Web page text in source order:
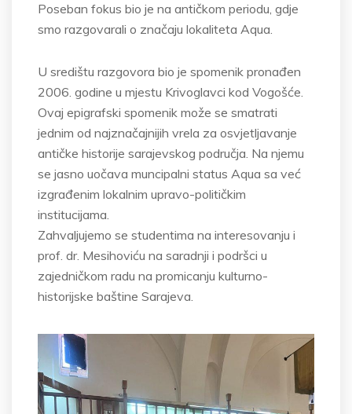
Poseban fokus bio je na antičkom periodu, gdje
smo razgovarali o značaju lokaliteta Aqua.
U središtu razgovora bio je spomenik pronađen
2006. godine u mjestu Krivoglavci kod Vogošće.
Ovaj epigrafski spomenik može se smatrati
jednim od najznačajnijih vrela za osvjetljavanje
antičke historije sarajevskog područja. Na njemu
se jasno uočava muncipalni status Aqua sa već
izgrađenim lokalnim upravo-političkim
institucijama.
Zahvaljujemo se studentima na interesovanju i
prof. dr. Mesihoviću na saradnji i podršci u
zajedničkom radu na promicanju kulturno-
historijske baštine Sarajeva.